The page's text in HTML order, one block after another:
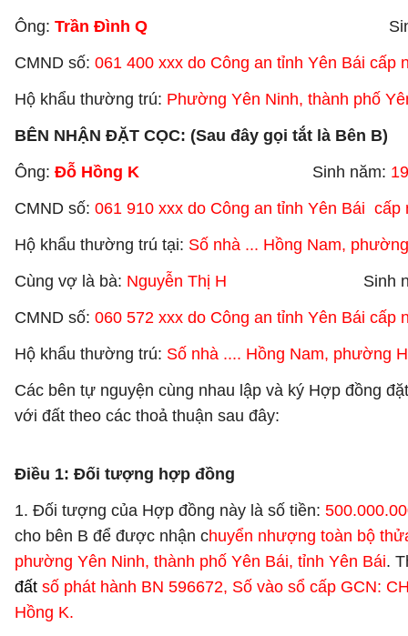
Ông: Trần Đình Q
Sinh
CMND số: 061 400 xxx do Công an tỉnh Yên Bái cấp
Hộ khẩu thường trú: Phường Yên Ninh, thành phố
BÊN NHẬN ĐẶT CỌC: (Sau đây gọi tắt là Bên B)
Ông: Đỗ Hồng K Sinh năm:
CMND số: 061 910 xxx do Công an tỉnh Yên Bái
Hộ khẩu thường trú tại: Số nhà ... Hồng Nam,
Cùng vợ là bà: Nguyễn Thị H
Sinh
CMND số: 060 572 xxx do Công an tỉnh Yên Bái cấp
Hộ khẩu thường trú: Số nhà .... Hồng Nam, phường
Các bên tự nguyện cùng nhau lập và ký Hợp đồng
với đất theo các thoả thuận sau đây:
Điều 1: Đối tượng hợp đồng
1. Đối tượng của Hợp đồng này là số tiền:
cho bên B để được nhận chuyển nhượng toàn bộ
phường Yên Ninh, thành phố Yên Bái, tỉnh Yên Bái.
đất số phát hành BN 596672, Số vào sổ cấp GCN:
Hồng K.